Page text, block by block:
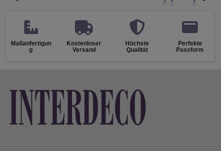
Maßanfertigun
g
Kostenloser
Versand
Höchste
Qualität
Perfekte
Passform